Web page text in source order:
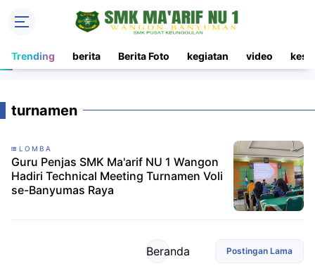
Trending berita Berita Foto kegiatan video
turnamen
LOMBA
Guru Penjas SMK Ma'arif NU 1 Wangon
Hadiri Technical Meeting Turnamen Voli
se-Banyumas Raya
Postingan Lama
Beranda